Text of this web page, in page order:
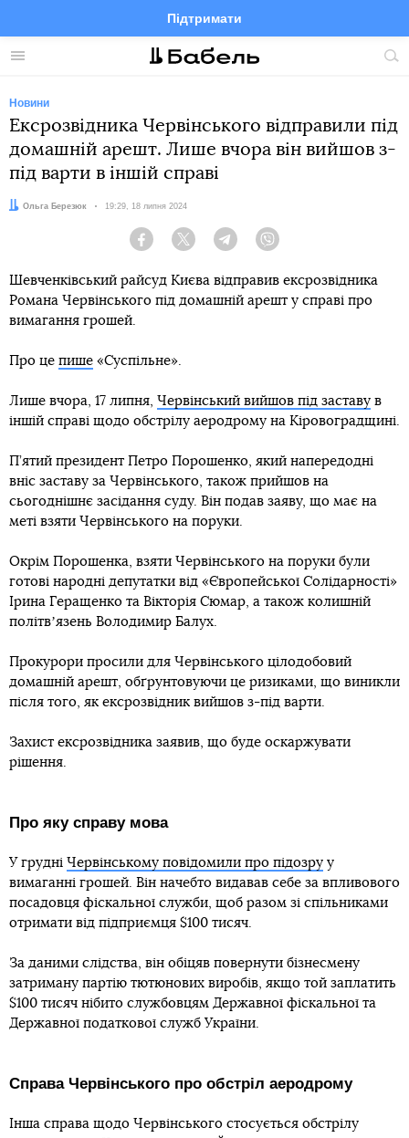
Меню
Підтримати
FacebookTelegramTwitter
Новини
Ексрозвідника Червінського відправили під
домашній арешт. Лише вчора він вийшов з-
під варти в іншій справі
Автор:
Ольга Березюк Дата:
19:29, 18 липня 2024
Facebook Twitter Telegram
Шевченківський райсуд Києва відправив ексрозвідника
Романа Червінського під домашній арешт у справі про
вимагання грошей.
Про це пише «Суспільне».
Лише вчора, 17 липня, Червінський вийшов під заставу в
іншій справі щодо обстрілу аеродрому на Кіровоградщині.
П’ятий президент Петро Порошенко, який напередодні
вніс заставу за Червінського, також прийшов на
сьогоднішнє засідання суду. Він подав заяву, що має на
меті взяти Червінського на поруки.
Окрім Порошенка, взяти Червінського на поруки були
готові народні депутатки від «Європейської Солідарності»
Ірина Геращенко та Вікторія Сюмар, а також колишній
політвʼязень Володимир Балух.
Прокурори просили для Червінського цілодобовий
домашній арешт, обґрунтовуючи це ризиками, що виникли
після того, як ексрозвідник вийшов з-під варти.
Захист ексрозвідника заявив, що буде оскаржувати
рішення.
Про яку справу мова
У грудні Червінському повідомили про підозру у
вимаганні грошей. Він начебто видавав себе за впливового
посадовця фіскальної служби, щоб разом зі спільниками
отримати від підприємця $100 тисяч.
За даними слідства, він обіцяв повернути бізнесмену
затриману партію тютюнових виробів, якщо той заплатить
$100 тисяч нібито службовцям Державної фіскальної та
Державної податкової служб України.
Справа Червінського про обстріл аеродрому
Інша справа щодо Червінського стосується обстрілу